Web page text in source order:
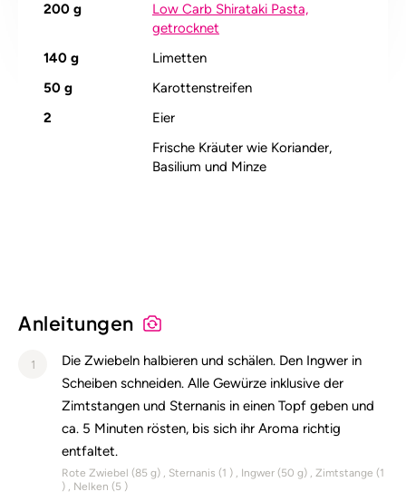
200 g
Low Carb Shirataki Pasta,
getrocknet
140 g
Limetten
50 g
Karottenstreifen
2
Eier
Frische Kräuter wie Koriander,
Basilium und Minze
Anleitungen
1
Die Zwiebeln halbieren und schälen. Den Ingwer in
Scheiben schneiden. Alle Gewürze inklusive der
Zimtstangen und Sternanis in einen Topf geben und
ca. 5 Minuten rösten, bis sich ihr Aroma richtig
entfaltet.
Rote Zwiebel (85 g) Sternanis (1 ) Ingwer (50 g) Zimtstange (1
)
Nelken (5 )